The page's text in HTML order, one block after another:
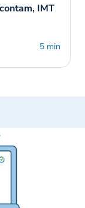
IMT
5 min